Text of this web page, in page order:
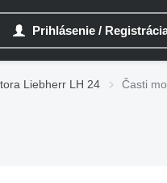
Prihlásenie /
Liebherr LH 24 Časti